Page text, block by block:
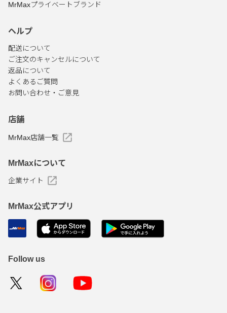
MrMaxプライベートブランド
ヘルプ
配送について
ご注文のキャンセルについて
返品について
よくあるご質問
お問い合わせ・ご意見
店舗
MrMax店舗一覧
MrMaxについて
企業サイト
MrMax公式アプリ
Follow us